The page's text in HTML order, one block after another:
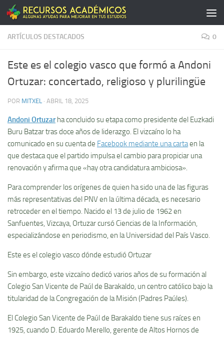
Saltar al contenido
ARTÍCULOS DESTACADOS 0
Este es el colegio vasco que formó a Andoni
Ortuzar: concertado, religioso y plurilingüe
POR MITXEL · ABRIL 18, 2025
Andoni Ortuzarha concluido su etapa como presidente del Euzkadi
Buru Batzar tras doce años de liderazgo. El vizcaíno lo ha
comunicado en su cuenta de Facebook mediante una cartaen la
que destaca que el partido impulsa el cambio para propiciar una
renovación y afirma que «hay otra candidatura ambiciosa».
Para comprender los orígenes de quien ha sido una de las figuras
más representativas del PNV en la última década, es necesario
retroceder en el tiempo. Nacido el 13 de julio de 1962 en
Sanfuentes, Vizcaya, Ortuzar cursó Ciencias de la Información,
especializándose en periodismo, en la Universidad del País Vasco.
Este es el colegio vasco dónde estudió Ortuzar
Sin embargo, este vizcaíno dedicó varios años de su formación al
Colegio San Vicente de Paúl de Barakaldo, un centro católico bajo la
titularidad de la Congregación de la Misión (Padres Paúles).
El Colegio San Vicente de Paúl de Barakaldo tiene sus raíces en
1925, cuando D. Eduardo Merello, gerente de Altos Hornos de